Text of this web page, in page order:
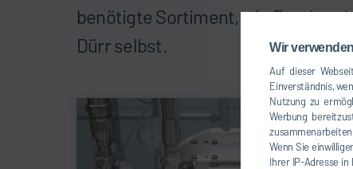
Wir
Auf dieser
Einverständnis,
Nutzung zu
Werbung
Wenn Sie
Ihrer IP-Adresse
benötigte Sortiment, wie
Dürr selbst.